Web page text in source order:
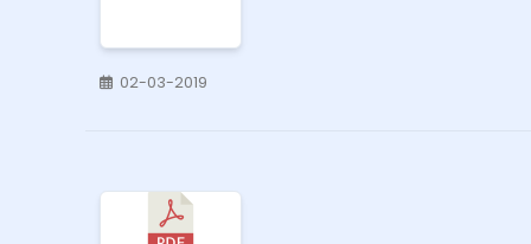
02-03-2019